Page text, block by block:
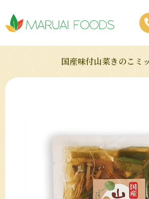
国産味付山菜きのこミ